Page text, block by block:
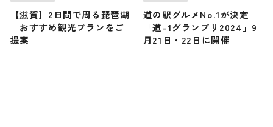
【滋賀】2日間で周る琵琶湖
｜おすすめ観光プランをご
提案
道の駅グルメNo.1が決定
「道-1グランプリ2024」9
月21日・22日に開催